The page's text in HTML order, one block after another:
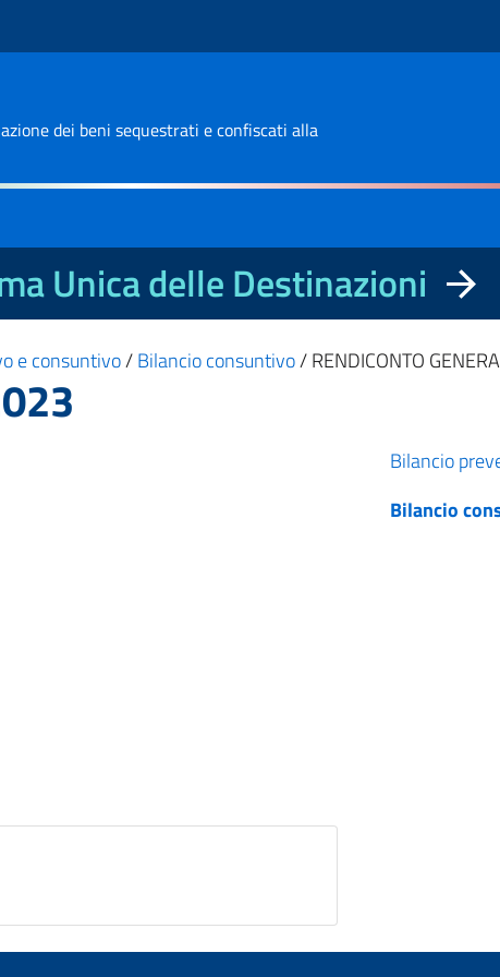
dei beni sequestrati e confiscati alla
Unica delle Destinazioni
e consuntivo/Bilancio consuntivo/RENDICONTO
Bilancio
Bilancio